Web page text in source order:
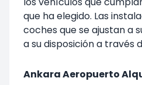
que ha elegido. Las
coches que se ajustan a
a su disposición a través
Ankara Aeropuerto